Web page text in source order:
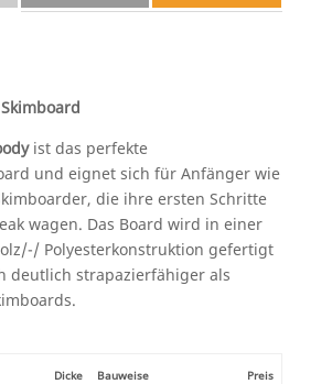
ist das perfekte
und eignet sich für Anfänger wie
die ihre ersten Schritte
wagen. Das Board wird in einer
Polyesterkonstruktion gefertigt
deutlich strapazierfähiger als
Dicke Bauweise Preis